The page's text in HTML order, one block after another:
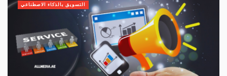
التسويق بالذكاء الاصطناعي